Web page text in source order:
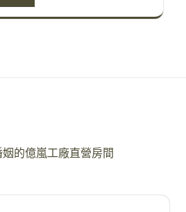
姻的億嵐工廠直營房間